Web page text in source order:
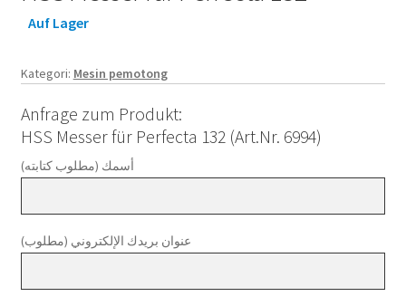
Auf Lager
Kategori: Mesin pemotong
Anfrage zum Produkt:
HSS Messer für Perfecta 132 (Art.Nr. 6994)
أسمك (مطلوب كتابته)
عنوان بريدك الإلكتروني (مطلوب)